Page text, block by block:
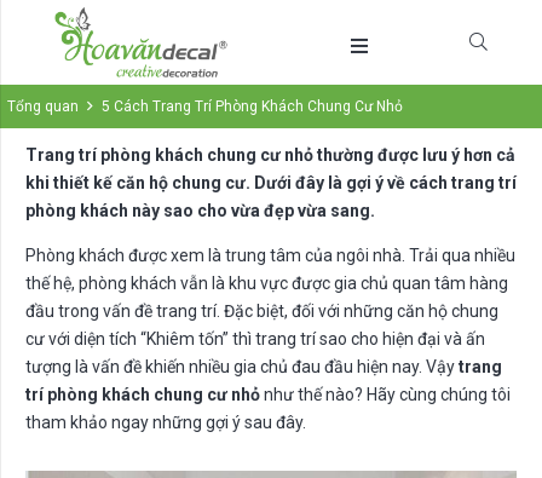
Tổng quan 5 Cách Trang Trí Phòng Khách Chung Cư Nhỏ
Trang trí phòng khách chung cư nhỏ thường được lưu ý hơn cả
khi thiết kế căn hộ chung cư. Dưới đây là gợi ý về cách trang trí
phòng khách này sao cho vừa đẹp vừa sang.
Phòng khách được xem là trung tâm của ngôi nhà. Trải qua nhiều
thế hệ, phòng khách vẫn là khu vực được gia chủ quan tâm hàng
đầu trong vấn đề trang trí. Đặc biệt, đối với những căn hộ chung
cư với diện tích “Khiêm tốn” thì trang trí sao cho hiện đại và ấn
tượng là vấn đề khiến nhiều gia chủ đau đầu hiện nay. Vậytrang
trí phòng khách chung cư nhỏnhư thế nào? Hãy cùng chúng tôi
tham khảo ngay những gợi ý sau đây.